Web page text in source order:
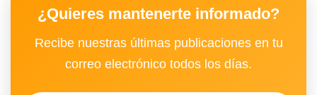
¿Quieres mantenerte informado?
Recibe nuestras últimas publicaciones en tu
correo electrónico todos los días.